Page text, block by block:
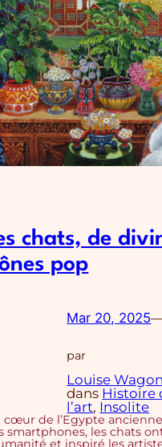
chats, de
pop
Mar 20, 2025
par
Louise Wagon
dans Histoire
l’art, Insolite
cœur de l’Egypte
smartphones, les chats
et inspiré les